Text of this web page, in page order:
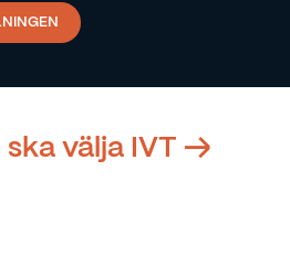
ska välja IVT →